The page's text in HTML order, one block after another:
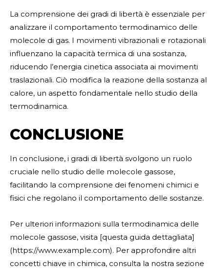
La comprensione dei gradi di libertà è essenziale per
analizzare il comportamento termodinamico delle
molecole di gas. I movimenti vibrazionali e rotazionali
influenzano la capacità termica di una sostanza,
riducendo l’energia cinetica associata ai movimenti
traslazionali. Ciò modifica la reazione della sostanza al
calore, un aspetto fondamentale nello studio della
termodinamica.
CONCLUSIONE
In conclusione, i gradi di libertà svolgono un ruolo
cruciale nello studio delle molecole gassose,
facilitando la comprensione dei fenomeni chimici e
fisici che regolano il comportamento delle sostanze.
Per ulteriori informazioni sulla termodinamica delle
molecole gassose, visita [questa guida dettagliata]
(https://www.example.com). Per approfondire altri
concetti chiave in chimica, consulta la nostra sezione